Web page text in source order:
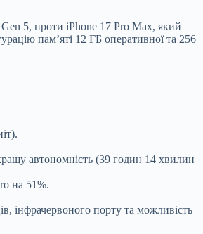
5, проти iPhone 17 Pro Max, який
пам’яті 12 ГБ оперативної та 256
автономність (39 годин 14 хвилин
на 51%.
інфрачервоного порту та можливість